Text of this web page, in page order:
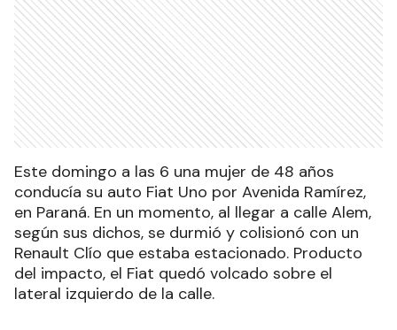
Este domingo a las 6 una mujer de 48 años
conducía su auto Fiat Uno por Avenida Ramírez,
en Paraná. En un momento, al llegar a calle Alem,
según sus dichos, se durmió y colisionó con un
Renault Clío que estaba estacionado. Producto
del impacto, el Fiat quedó volcado sobre el
lateral izquierdo de la calle.